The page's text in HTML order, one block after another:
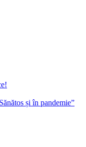
și în pandemie”